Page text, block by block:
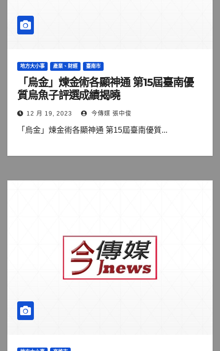
地方大小事 產業、財經 臺南市
「烏金」煉金術各顯神通 第15屆臺南優
質烏魚子評選成績揭曉
12 月 19, 2023 今傳媒 張中俊
「烏金」煉金術各顯神通 第15屆臺南優質...